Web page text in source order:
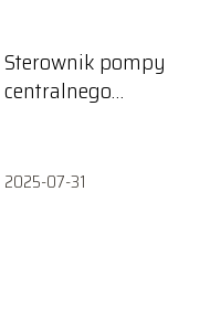
Sterownik pompy
centralnego
2025-07-31